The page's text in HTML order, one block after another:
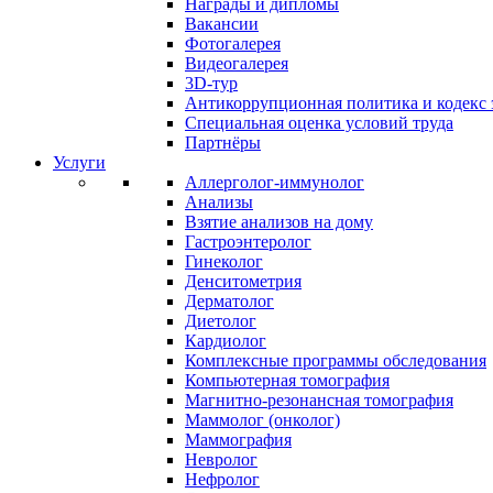
Награды и дипломы
Вакансии
Фотогалерея
Видеогалерея
3D-тур
Антикоррупционная политика и кодекс
Специальная оценка условий труда
Партнёры
Услуги
Аллерголог-иммунолог
Анализы
Взятие анализов на дому
Гастроэнтеролог
Гинеколог
Денситометрия
Дерматолог
Диетолог
Кардиолог
Комплексные программы обследования
Компьютерная томография
Магнитно-резонансная томография
Маммолог (онколог)
Маммография
Невролог
Нефролог